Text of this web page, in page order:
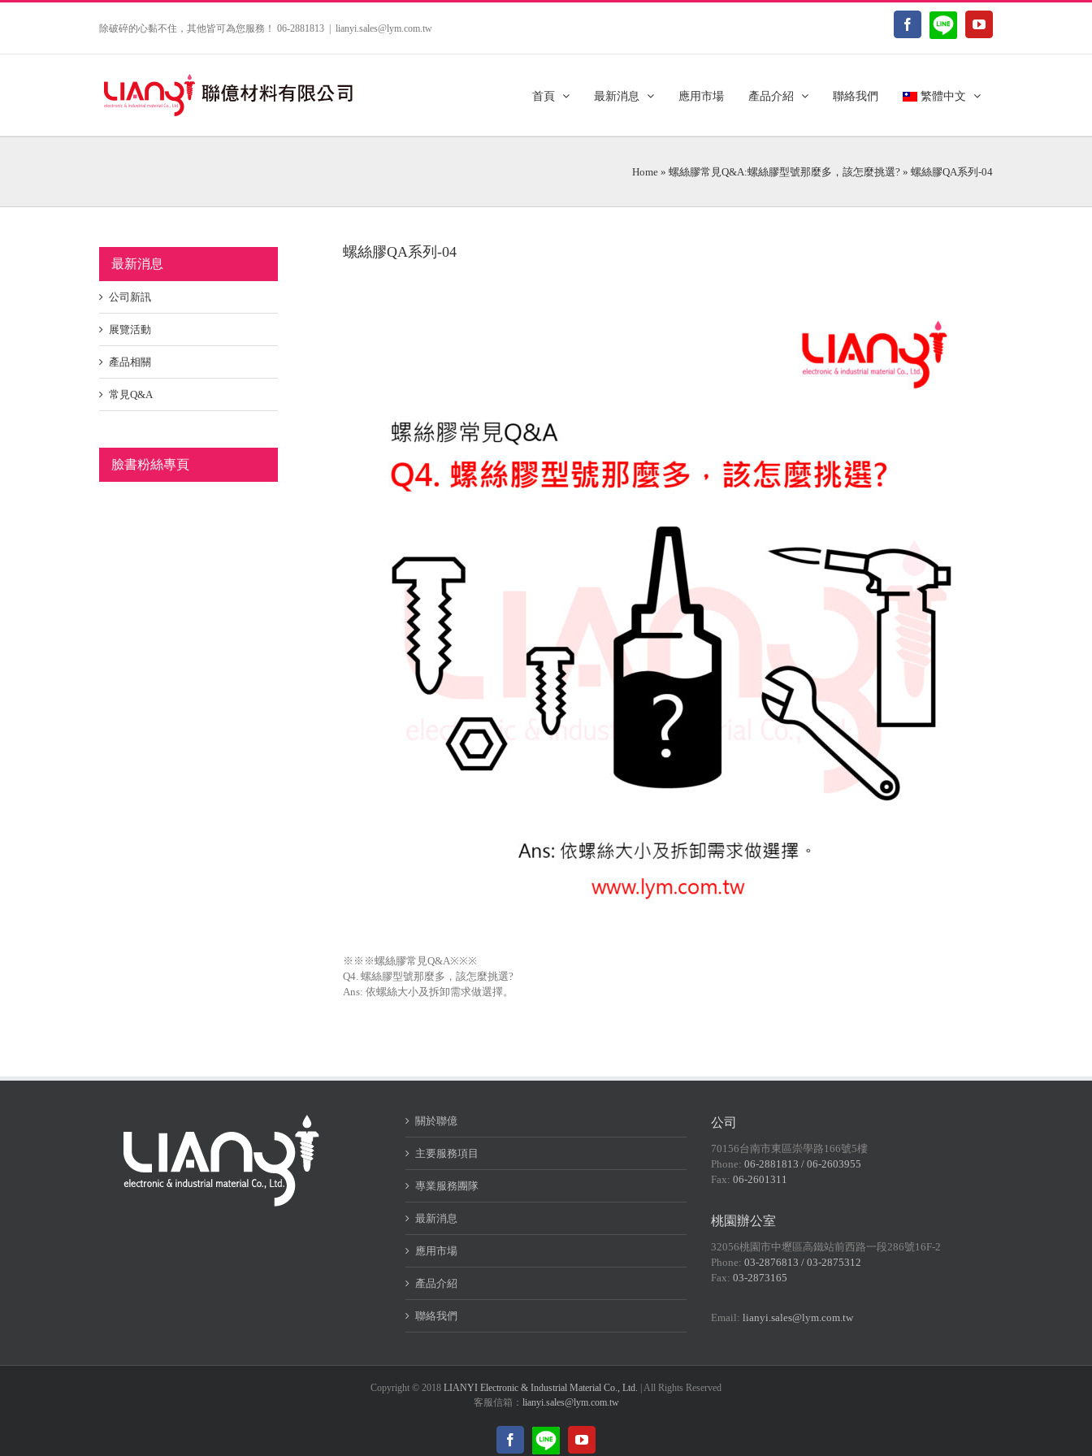
除破碎的心黏不住，其他皆可為您服務！ 06-2881813 | lianyi.sales@lym.com.tw Facebook
LINE@ YouTube
首頁 最新消息 應用市場 產品介紹 聯絡我們 繁體中文
Home » 螺絲膠常見Q&A:螺絲膠型號那麼多，該怎麼挑選? » 螺絲膠QA系列-04
螺絲膠QA系列-04
※※※螺絲膠常見Q&A※※※
Q4. 螺絲膠型號那麼多，該怎麼挑選?
Ans: 依螺絲大小及拆卸需求做選擇。
最新消息
公司新訊
展覽活動
產品相關
常見Q&A
臉書粉絲專頁
關於聯億
主要服務項目
專業服務團隊
最新消息
應用市場
產品介紹
聯絡我們
公司
70156台南市東區崇學路166號5樓
Phone:06-2881813 / 06-2603955
Fax:06-2601311
桃園辦公室
32056桃園市中壢區高鐵站前西路一段286號16F-2
Phone:03-2876813 / 03-2875312
Fax:03-2873165
Email:lianyi.sales@lym.com.tw
Copyright © 2018 LIANYI Electronic & Industrial Material Co., Ltd. | All Rights Reserved
客服信箱： lianyi.sales@lym.com.tw
Facebook
LINE@ YouTube